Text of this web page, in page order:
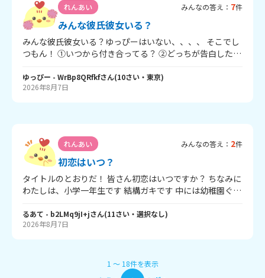
れんあい みんなの答え： 7件
みんな彼氏彼女いる？
みんな彼氏彼女いる？ゆっぴーはいない、、、、 そこでし
つもん！ ①いつから付き合ってる？ ②どっちが告白した？
ゃまたねーお幸せに一
ゆっぴー - WrBp8QRfkfさん(10さい・ 東京)
2026年8月7日
れんあい みんなの答え： 2件
初恋はいつ？
タイトルのとおりだ！ 皆さん初恋はいつですか？ ちなみに
わたしは、小学一年生です 結構ガキです 中には幼稚園ぐら
るあて - b2LMq9jI+jさん(11さい・ 選択なし)
2026年8月7日
1 〜 18件を表示